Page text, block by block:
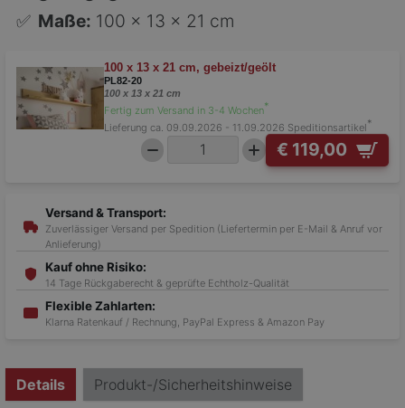
✅ Maße: 100 x 13 x 21 cm
100 x 13 x 21 cm, gebeizt/geölt
PL82-20
100 x 13 x 21 cm
Fertig zum Versand in 3-4 Wochen*
Lieferung ca. 09.09.2026 - 11.09.2026 Speditionsartikel*
€ 119,00
Versand & Transport:
Zuverlässiger Versand per Spedition (Liefertermin per E-Mail & Anruf vor
Anlieferung)
Kauf ohne Risiko:
14 Tage Rückgaberecht & geprüfte Echtholz-Qualität
Flexible Zahlarten:
Klarna Ratenkauf / Rechnung, PayPal Express & Amazon Pay
Details Produkt-/Sicherheitshinweise